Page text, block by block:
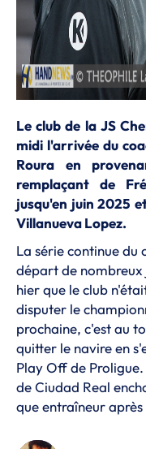
Le club de la JS
midi l'arrivée du
Roura en
remplaçant de
jusqu'en juin 2025
Villanueva Lopez.
La série continue du
départ de nombreux
hier que le club
disputer le
prochaine, c'est au
quitter le navire en
Play Off de
de Ciudad Real
que entraîneur